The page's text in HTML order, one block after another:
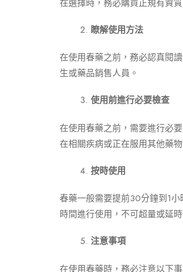
在選擇時，務必購買正規有資
瞭解使用方法
在使用春藥之前，務必認真閱
生或藥品銷售人員。
使用前進行必要檢查
在使用春藥之前，需要進行必
在相關疾病或正在服用其他藥
按時使用
春藥一般需要提前30分鐘到1
時間進行使用，不可超量或延時
注意事項
在使用春藥時，務必注意以下事